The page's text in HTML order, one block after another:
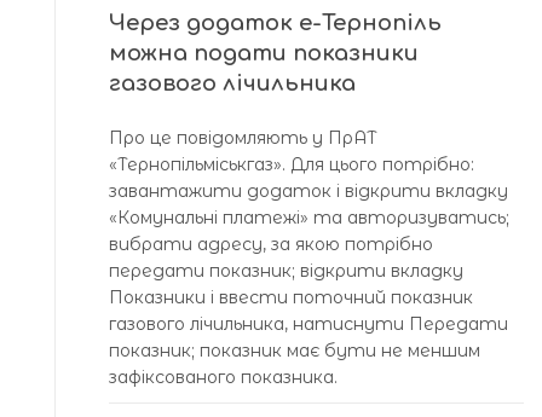
Через додаток е-Тернопіль
можна подати показники
газового лічильника
Про це повідомляють у ПрАТ
«Тернопільміськгаз». Для цього потрібно:
завантажити додаток і відкрити вкладку
«Комунальні платежі» та авторизуватись;
вибрати адресу, за якою потрібно
передати показник; відкрити вкладку
Показники і ввести поточний показник
газового лічильника, натиснути Передати
показник; показник має бути не меншим
зафіксованого показника.